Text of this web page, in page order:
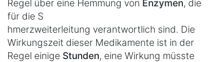
Regel über eine Hemmung von Enzymen, die
für die S
hmerzweiterleitung verantwortlich sind. Die
Wirkungszeit dieser Medikamente ist in der
Regel einige Stunden, eine Wirkung müsste